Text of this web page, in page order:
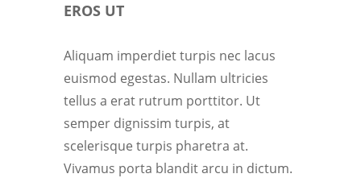
EROS UT
Aliquam imperdiet turpis nec lacus
euismod egestas. Nullam ultricies
tellus a erat rutrum porttitor. Ut
semper dignissim turpis, at
scelerisque turpis pharetra at.
Vivamus porta blandit arcu in dictum.